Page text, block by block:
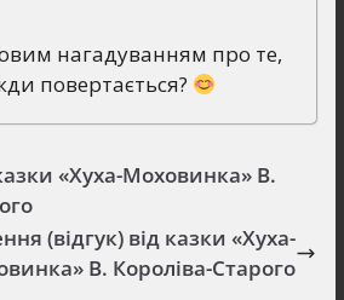
нагадуванням про те,
повертається?
«Хуха-Моховинка» В.
(відгук) від казки «Хуха-
В. Короліва-Старого